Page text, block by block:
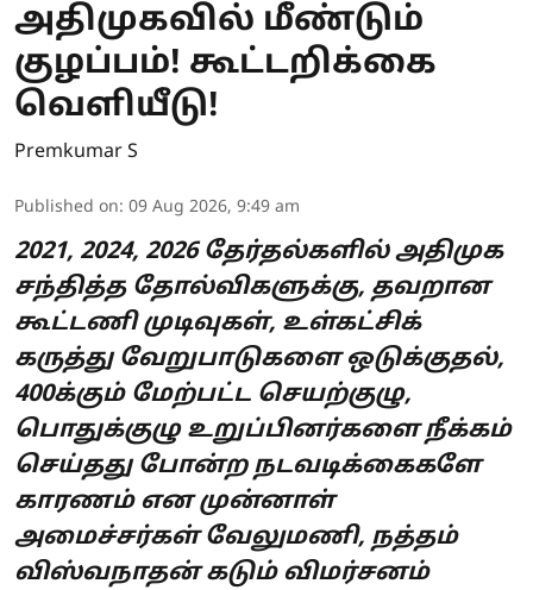
அதிமுகவில் மீண்டும்
குழப்பம்! கூட்டறிக்கை
வெளியீடு!
Premkumar S
Published on: 09 Aug 2026, 9:49 am
2021, 2024, 2026 தேர்தல்களில் அதிமுக
சந்தித்த தோல்விகளுக்கு, தவறான
கூட்டணி முடிவுகள், உள்கட்சிக்
கருத்து வேறுபாடுகளை ஒடுக்குதல்,
400க்கும் மேற்பட்ட செயற்குழு,
பொதுக்குழு உறுப்பினர்களை நீக்கம்
செய்தது போன்ற நடவடிக்கைகளே
காரணம் என முன்னாள்
அமைச்சர்கள் வேலுமணி, நத்தம்
விஸ்வநாதன் கடும் விமர்சனம்